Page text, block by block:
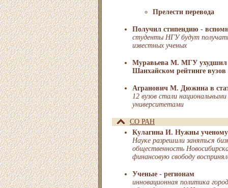
Прелести перевода
Получил стипендию -
студенты НГУ будут
известных ученых
Муравьева М. МГУ ухудшил
Шанхайском рейтинге вузов
Агранович М. Дюжина в
12 вузов стали
университетами
СО РАН
Кулагина И. Нужны ученому
Науке разрешили заняться
общественность
финансовую свободу
Ученые - регионам
инновационная политика